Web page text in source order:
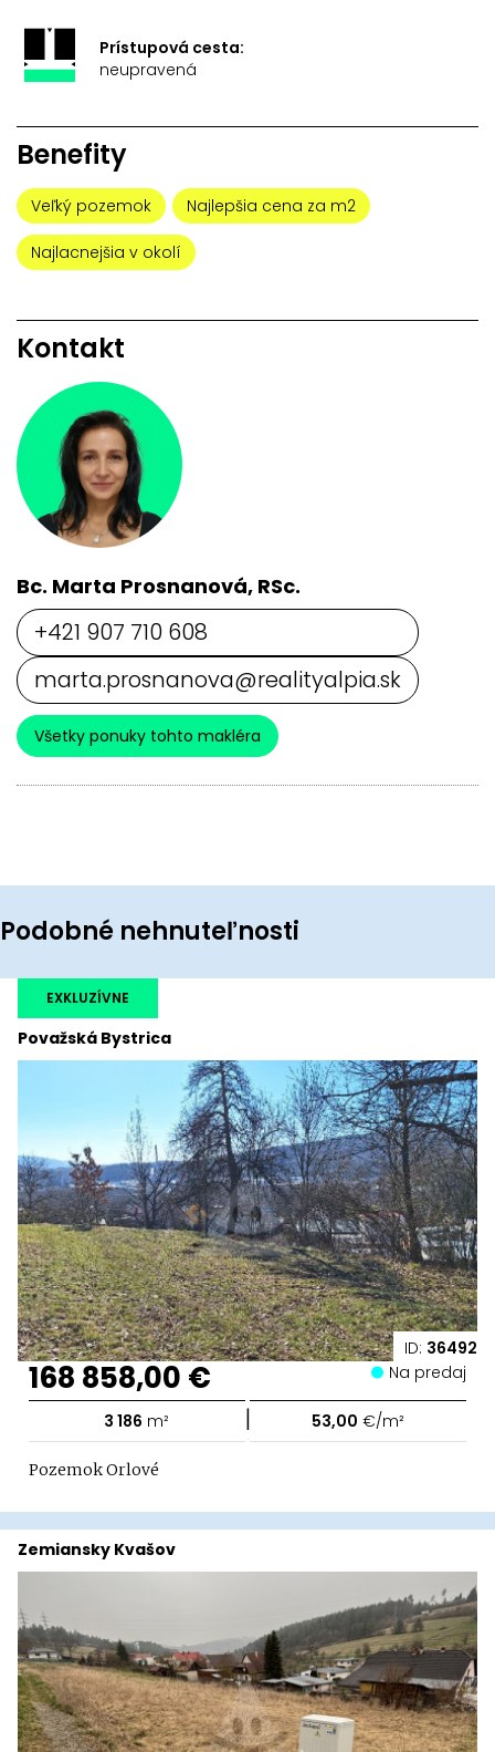
Prístupová cesta:
neupravená
Benefity
Veľký pozemok Najlepšia cena za m2
Najlacnejšia v okolí
Kontakt
Bc. Marta Prosnanová, RSc.
+421 907 710 608
marta.prosnanova@realityalpia.sk
Všetky ponuky tohto makléra
Podobné nehnuteľnosti
ID: 36492
Považská Bystrica
EXKLUZÍVNE
168 858,00 € Na predaj
3 186 m² | 53,00 €/m²
Pozemok Orlové
Zemiansky Kvašov